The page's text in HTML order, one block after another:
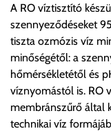
A költséget a
valamint az ott
számolja, valamint
Az árak csak a
anyagmozgatás,
Az árak az utánvét
A RO víztisztító
szennyeződéseket
tiszta ozmózis víz
minőségétől: a
hőmérsékletétől és
víznyomástól is. RO
membránszűrő által
technikai víz